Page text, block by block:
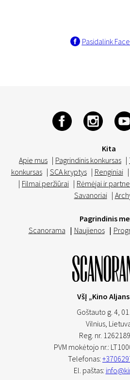
Pasidalink
Kita
Apie mus | Pagrindinis konkursas |
konkursas | SCA kryptys | Renginiai |
| Filmai peržiūrai | Rėmėjai ir
Savanoriai |
Pagrindinis
Scanorama | Naujienos |
VšĮ „Kino
Goštauto g. 4,
Vilnius,
Reg. nr.
PVM mokėtojo nr.:
Telefonas:
El. paštas: